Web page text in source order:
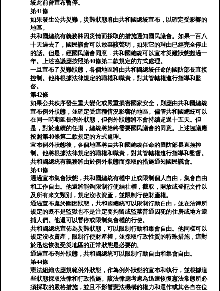
統此前曾宣布暫停。
第41條
如果發生公共災難，災難狀態將由共和國總統宣布，以確定受影響的
地區。
共和國總統有義務將因災情而採取的措施通知國民議會。如果一百八
十天過去了，國民議會可以放棄該聲明，如果它的理由已經完全停止
的話。但是，經國民議會同意，共和國總統可以宣布災難狀態超過一
年。上述協議應按照第40條第二款規定的方式處理。
一旦宣布了災難狀態，各個地區將由共和國總統任命的國防部長直接
控制。他將根據法律規定的職權和職責，對其管轄權進行指導和監
督。
第42條
如果公共秩序發生重大變化或嚴重損害國家安全，則應由共和國總統
宣布例外狀態，並確定受這種情況影響的地區。儘管共和國總統可以
在同一時期延長例外狀態，但例外狀態將不會持續超過十五天。但
是，對於連續的任期，總統將始終需要國民議會的同意。上述協議應
按照第40條第二款規定的方式處理。
宣布例外狀態後，各個地區將由共和國總統任命的國防部長直接控
制。他將根據法律規定的職權和職責，對其管轄權進行指導和監督。
共和國總統有義務將由於例外狀態而採取的措施通知國民議會。
第43條
通過宣布集會狀態，共和國總統有權中止或限制個人自由，集會自由
和工作自由。他還將能夠限制行使結社權，截取，開放或登記文件以
及所有來文類別，規定沒收資產，並限制行使財產權。
通過宣布處於圍困狀態，共和國總統可以限制行動自由，並在法律所
規定的既不是監獄也不是注定要拘留或監禁普通囚犯的住房或地方逮
捕人們。他還可以暫停或限制集會權的行使。
共和國總統宣佈為災難狀態，可以限制行動和集會自由。他同樣可以
規定沒收資產，限制行使財產權，並採取行政性質的特殊措施，這對
於迅速恢復受災地區的正常狀態是必要的。
通過宣布例外狀態，共和國總統可以限制行動自由和集會自由。
第44條
憲法組織法應規範例外狀態，作為例外狀態的宣布和執行，並根據這
些狀態採取法律和行政措施。該法律應考慮為迅速恢復憲法常態所必
須採取的嚴格措施，並且不影響憲法機構的權力和運作或其各自在位